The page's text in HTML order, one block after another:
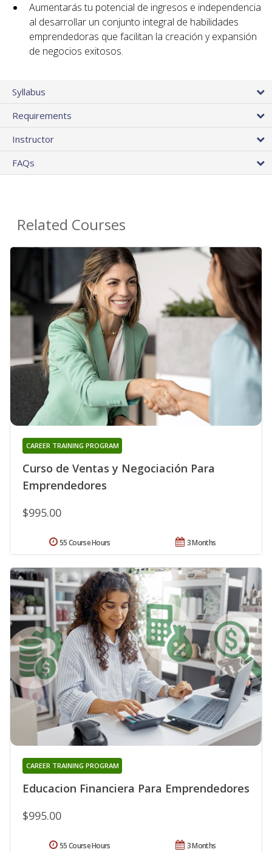
Aumentarás tu potencial de ingresos e independencia
al desarrollar un conjunto integral de habilidades
emprendedoras que facilitan la creación y expansión
de negocios exitosos.
Syllabus
Requirements
Instructor
FAQs
Related Courses
Curso de Ventas y Negociación Para
Emprendedores
CAREER TRAINING PROGRAM
$995.00
3 Months
55 Course Hours
Educacion Financiera Para Emprendedores
CAREER TRAINING PROGRAM
$995.00
3 Months
55 Course Hours